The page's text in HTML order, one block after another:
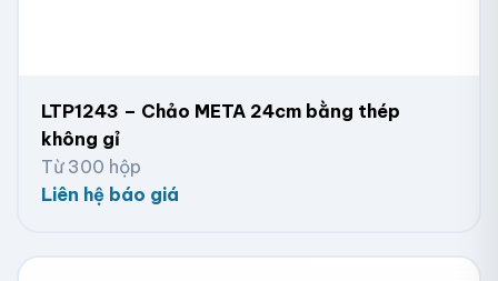
LTP1243 – Chảo META 24cm bằng thép
không gỉ
Từ 300 hộp
Liên hệ báo giá